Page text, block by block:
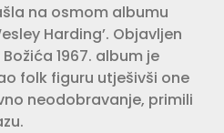
na osmom albumu
Harding’. Objavljen
1967. album je
folk figuru utješivši one
neodobravanje, primili